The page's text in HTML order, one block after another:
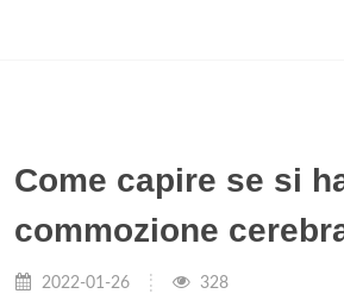
Come capire se si
commozione
2022-01-26 328